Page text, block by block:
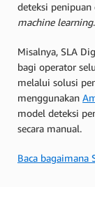
deteksi
machine learning.
Misalnya, SLA
bagi operator
melalui solusi
menggunakan
model deteksi
secara manual.
Baca bagaimana